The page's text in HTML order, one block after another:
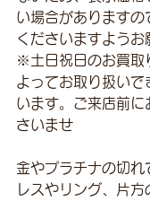
い場合がありますの
くださいますよう
※土日祝日のお買取
よってお取り扱いで
います。ご来店前に
さいませ
金やプラチナの切れ
レスやリング、片